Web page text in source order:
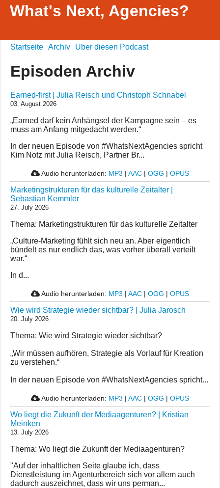
What's Next, Agencies?
Startseite Archiv Über diesen Podcast
Episoden Archiv
Earned-first | Julia Reisch und Christoph Schnabel
03. August 2026
„Earned darf kein Anhängsel der Kampagne sein – es
muss am Anfang mitgedacht werden.“
In der neuen Episode von #WhatsNextAgencies spricht
Kim Notz mit Julia Reisch, Partner Br...
Audio herunterladen: MP3 | AAC | OGG | OPUS
Marketingstrukturen für das kulturelle Zeitalter |
Sebastian Kemmler
27. July 2026
Thema: Marketingstrukturen für das kulturelle Zeitalter
„Culture-Marketing fühlt sich neu an. Aber eigentlich
bündelt es nur endlich das, was vorher überall verteilt
war.“
In d...
Audio herunterladen: MP3 | AAC | OGG | OPUS
Wie wird Strategie wieder sichtbar? | Julia Jarosch
20. July 2026
Thema: Wie wird Strategie wieder sichtbar?
„Wir müssen aufhören, Strategie als Vorlauf für Kreation
zu verstehen.“
In der neuen Episode von #WhatsNextAgencies spricht...
Audio herunterladen: MP3 | AAC | OGG | OPUS
Wo liegt die Zukunft der Mediaagenturen? | Kristian
Meinken
13. July 2026
Thema: Wo liegt die Zukunft der Mediaagenturen?
"Auf der inhaltlichen Seite glaube ich, dass
Dienstleistung im Agenturbereich sich vor allem auch
dadurch auszeichnet, dass wir uns perman...